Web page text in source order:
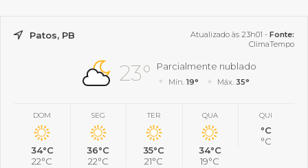
Patos, PB Atualizado às 23h01 - Fonte:
ClimaTempo
23° Parcialmente nublado
Mín.19° Máx. 35°
DOM
34°C
22°C
SEG
36°C
22°C
TER
35°C
21°C
QUA
34°C
19°C
QUI
°C
°C